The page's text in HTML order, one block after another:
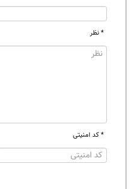
* نظر
* کد امنیتی